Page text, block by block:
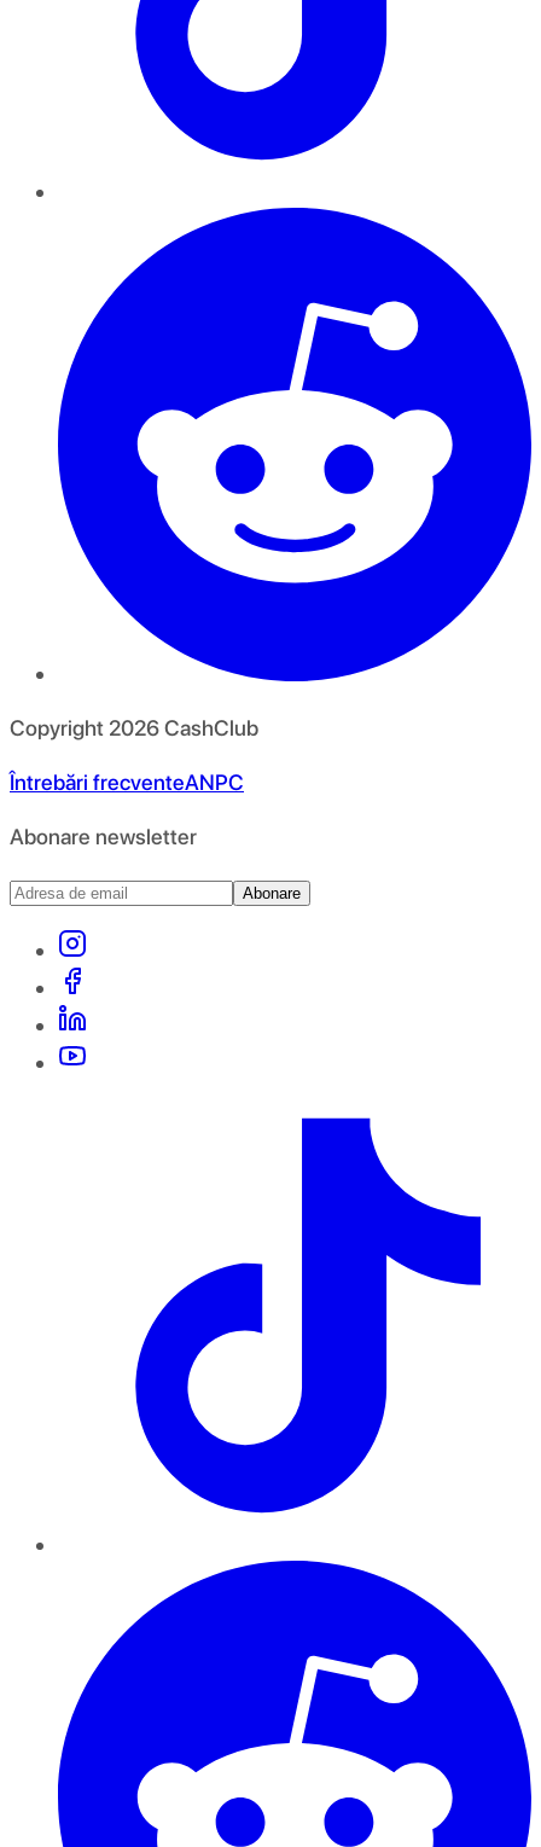
Copyright 2026CashClub
Întrebări frecventeANPC
Abonare newsletter
Abonare